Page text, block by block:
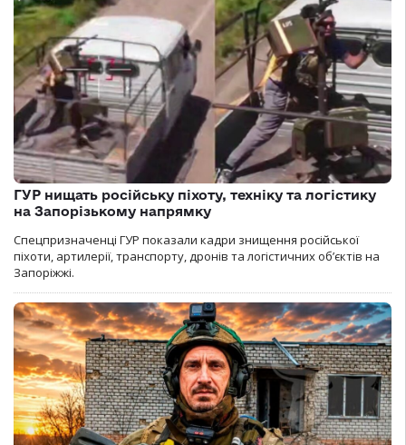
ГУР нищать російську піхоту, техніку та логістику
на Запорізькому напрямку
Спецпризначенці ГУР показали кадри знищення російської
піхоти, артилерії, транспорту, дронів та логістичних об’єктів на
Запоріжжі.